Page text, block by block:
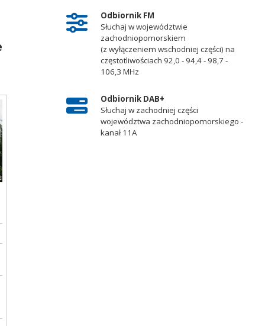
Odbiornik FM
Słuchaj w województwie
zachodniopomorskiem
(z wyłączeniem wschodniej części) na
częstotliwościach 92,0 - 94,4 - 98,7 -
106,3 MHz
Odbiornik DAB+
Słuchaj w zachodniej części
województwa zachodniopomorskiego -
kanał 11A